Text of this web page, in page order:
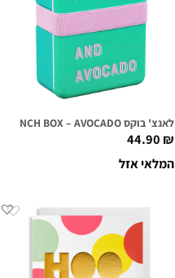
לאנצ' בוקס LUNCH BOX – AVOCADO
44.90₪
המלאי אזל